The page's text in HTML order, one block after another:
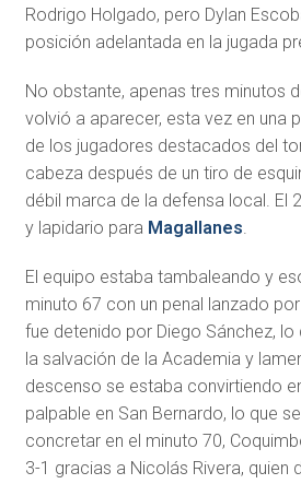
Rodrigo Holgado, pero Dylan
posición adelantada en la jugada
No obstante, apenas tres minutos
volvió a aparecer, esta vez en una
de los jugadores destacados del
cabeza después de un tiro de
débil marca de la defensa local. El
y lapidario para Magallanes.
El equipo estaba tambaleando y
minuto 67 con un penal lanzado
fue detenido por Diego Sánchez, lo
la salvación de la Academia y
descenso se estaba convirtiendo
palpable en San Bernardo, lo que
concretar en el minuto 70,
3-1 gracias a Nicolás Rivera, quien